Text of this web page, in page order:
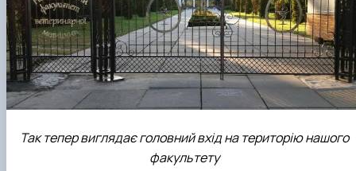
Так тепер виглядає головний вхід на територію нашого
факультету